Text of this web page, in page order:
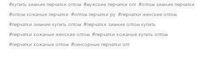
#купить зимние перчатки оптом #мужские перчатки опт #оптом зимние перчатки
#оптом кожаные перчатки #оптом перчатки ру #перчатки женские оптом
#перчатки зимние купить оптом #перчатки зимние оптом купить
#перчатки кожаные женские оптом #перчатки кожаные купить оптом
#перчатки кожаные оптом #сенсорные перчатки опт